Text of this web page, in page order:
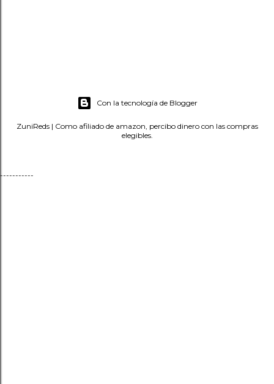
Con la tecnología de Blogger
ZuniReds | Como afiliado de amazon, percibo dinero con las compras
elegibles.
-----------